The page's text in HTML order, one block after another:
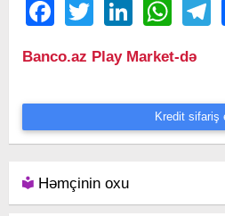
FacebookTwitter LinkedIn
Banco.az Play Market-də
Kredit sifariş
Həmçinin oxu